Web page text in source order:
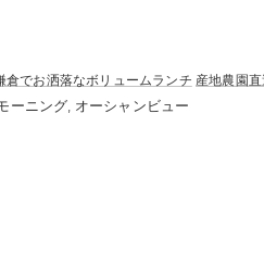
倉でお洒落なボリュームランチ 産地農園
ーニング オーシャンビュー